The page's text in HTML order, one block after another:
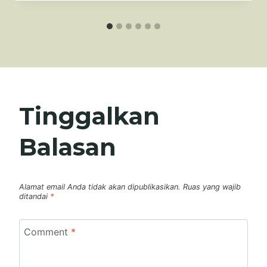
Tinggalkan
Balasan
Alamat email Anda tidak akan dipublikasikan. Ruas yang wajib
ditandai *
Comment *